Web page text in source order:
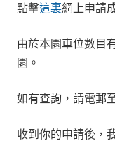
點擊這裏網上申請
由於本園車位數目
園。
如有查詢，請電郵
收到你的申請後，